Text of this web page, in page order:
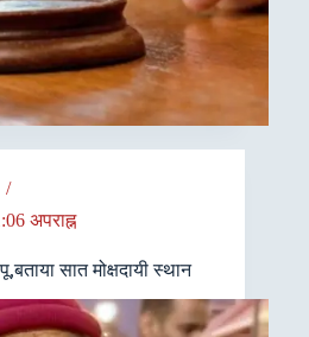
अपराह्न
सात मोक्षदायी स्थान